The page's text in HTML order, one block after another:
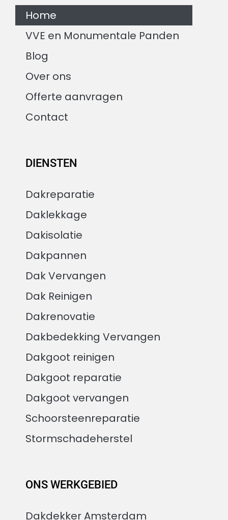
Home
VVE en Monumentale Panden
Blog
Over ons
Offerte aanvragen
Contact
DIENSTEN
Dakreparatie
Daklekkage
Dakisolatie
Dakpannen
Dak Vervangen
Dak Reinigen
Dakrenovatie
Dakbedekking Vervangen
Dakgoot reinigen
Dakgoot reparatie
Dakgoot vervangen
Schoorsteenreparatie
Stormschadeherstel
ONS WERKGEBIED
Dakdekker Amsterdam